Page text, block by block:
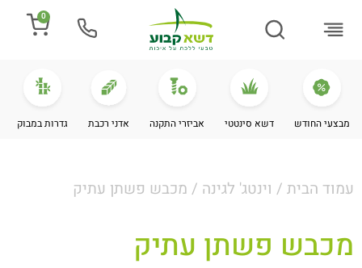
0
מבצעי החודש דשא סינטטי אביזרי התקנה אדני רכבת גדרות במבוק
עמוד הבית / וינטג' לגינה / מכבש פשתן עתיק
מכבש פשתן עתיק